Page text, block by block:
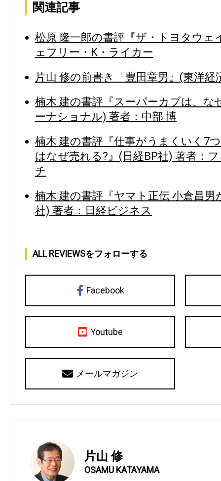
関連記事
松原 隆一郎の書評『ザ・トヨタウェ
ェフリー・K・ライカー
片山 修の前書き『豊田章男』(東洋経
楠木 建の書評『スーパーカブは、な
ーナショナル) 著者：中部 博
楠木 建の書評『仕事がうまくいく7
はなぜ売れる?』(日経BP社) 著者：
チ
楠木 建の書評『ヤマト正伝 小倉昌
社) 著者：日経ビジネス
ALL REVIEWSをフォローする
Facebook
Youtube
メールマガジン
片山 修
OSAMU KATAYAMA